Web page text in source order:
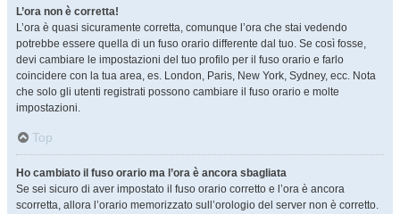
L’ora non è corretta!
L’ora è quasi sicuramente corretta, comunque l’ora che stai vedendo
potrebbe essere quella di un fuso orario differente dal tuo. Se così fosse,
devi cambiare le impostazioni del tuo profilo per il fuso orario e farlo
coincidere con la tua area, es. London, Paris, New York, Sydney, ecc. Nota
che solo gli utenti registrati possono cambiare il fuso orario e molte
impostazioni.
Top
Ho cambiato il fuso orario ma l’ora è ancora sbagliata
Se sei sicuro di aver impostato il fuso orario corretto e l’ora è ancora
scorretta, allora l’orario memorizzato sull’orologio del server non è corretto.